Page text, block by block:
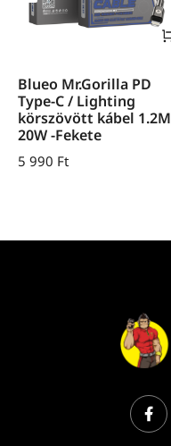
Blueo Mr.Gorilla PD
Type-C / Lighting
körszövött kábel 1.2M
20W -Fekete
5 990 Ft